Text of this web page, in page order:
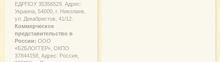
ЕДРПОУ 35356529. Адрес:
Украина, 54000, г. Николаев,
ул. Декабристов, 41/12.
Коммерческое
представительство в
России: ООО
«Б2БЛОГГЕР», ОКПО
37844158, Адрес: Россия,